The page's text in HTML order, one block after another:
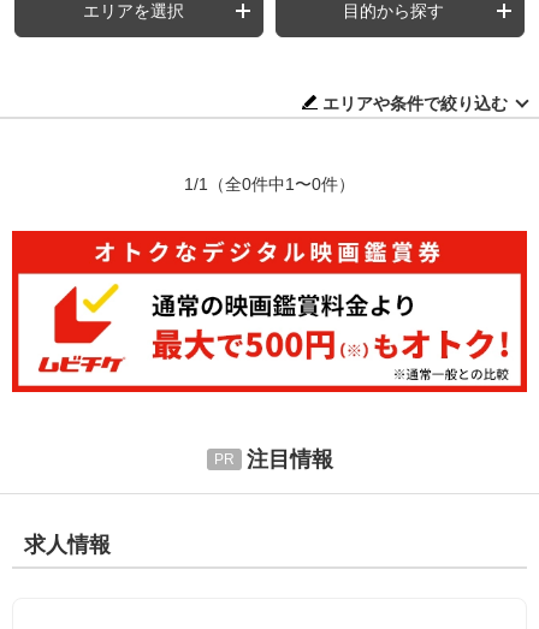
エリアを選択 目的から探す
エリアや条件で絞り込む
1/1 （全0件中1〜0件）
注目情報
求人情報